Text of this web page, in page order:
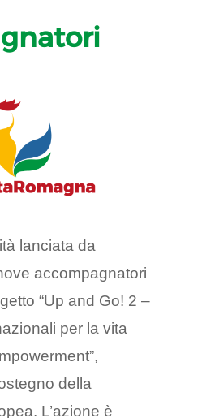
lanciata da
accompagnatori
“Up and Go! 2 –
per la vita
della
L’azione è